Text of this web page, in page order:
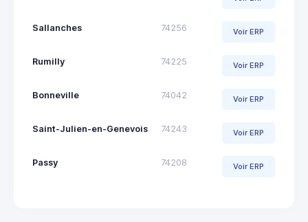
Sallanches 74256 Voir ERP
Rumilly 74225 Voir ERP
Bonneville 74042 Voir ERP
Saint-Julien-en-Genevois 74243 Voir ERP
Passy 74208 Voir ERP